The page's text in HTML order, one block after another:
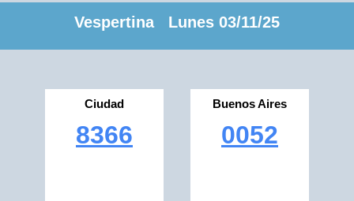
Vespertina Lunes 03/11/25
Ciudad
8366
Buenos Aires
0052